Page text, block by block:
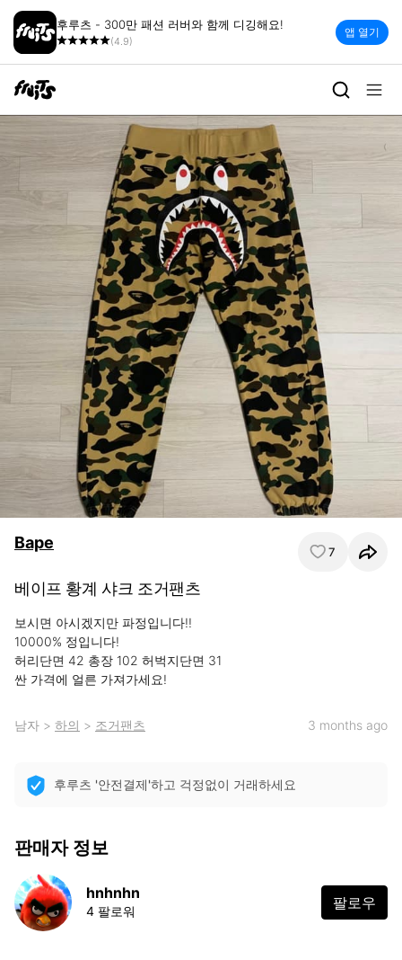
후루츠 - 300만 패션 러버와 함께 디깅해요!
(4.9)
앱 열기
Bape 7
베이프 황계 샤크 조거팬츠
보시면 아시겠지만 파정입니다!!
10000% 정입니다!
허리단면 42 총장 102 허벅지단면 31
싼 가격에 얼른 가져가세요!
남자 > 하의 > 조거팬츠 3 months ago
후루츠 '안전결제'하고 걱정없이 거래하세요
판매자 정보
hnhnhn
4 팔로워 팔로우